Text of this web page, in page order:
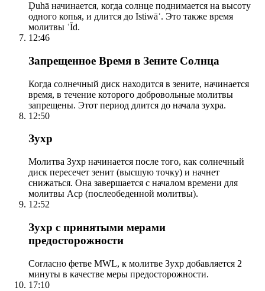
Ḍuhā начинается, когда солнце поднимается на высоту
одного копья, и длится до Istiwāʾ. Это также время
молитвы ʿĪd.
12:46
Запрещенное Время в Зените Солнца
Когда солнечный диск находится в зените, начинается
время, в течение которого добровольные молитвы
запрещены. Этот период длится до начала зухра.
12:50
Зухр
Молитва Зухр начинается после того, как солнечный
диск пересечет зенит (высшую точку) и начнет
снижаться. Она завершается с началом времени для
молитвы Аср (послеобеденной молитвы).
12:52
Зухр с принятыми мерами
предосторожности
Согласно фетве MWL, к молитве Зухр добавляется 2
минуты в качестве меры предосторожности.
17:10